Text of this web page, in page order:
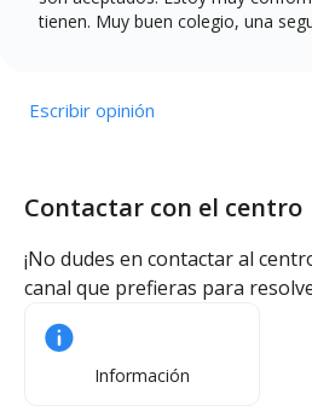
tienen. Muy buen colegio, una
Escribir opinión
Contactar con el centro
¡No dudes en contactar al
canal que prefieras para
Información